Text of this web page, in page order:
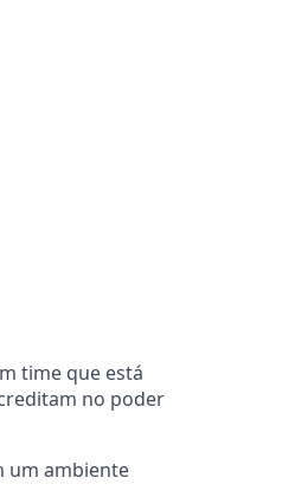
time que está
no poder
um ambiente